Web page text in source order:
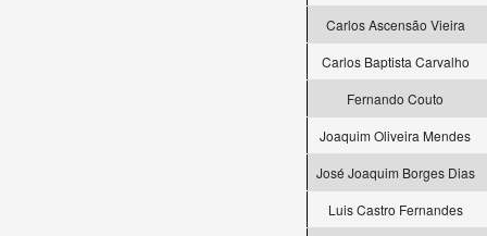
Carlos Ascensão Vieira
Carlos Baptista Carvalho
Fernando Couto
Joaquim Oliveira Mendes
José Joaquim Borges Dias
Luis Castro Fernandes